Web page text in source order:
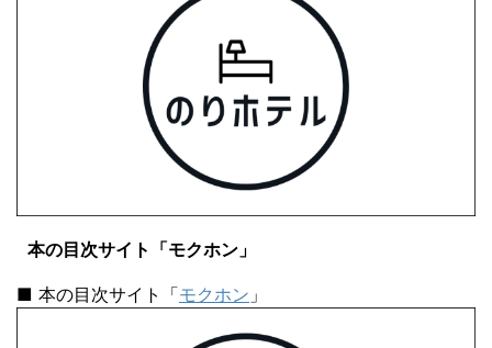
本の目次サイト「モクホン」
■ 本の目次サイト「モクホン 」